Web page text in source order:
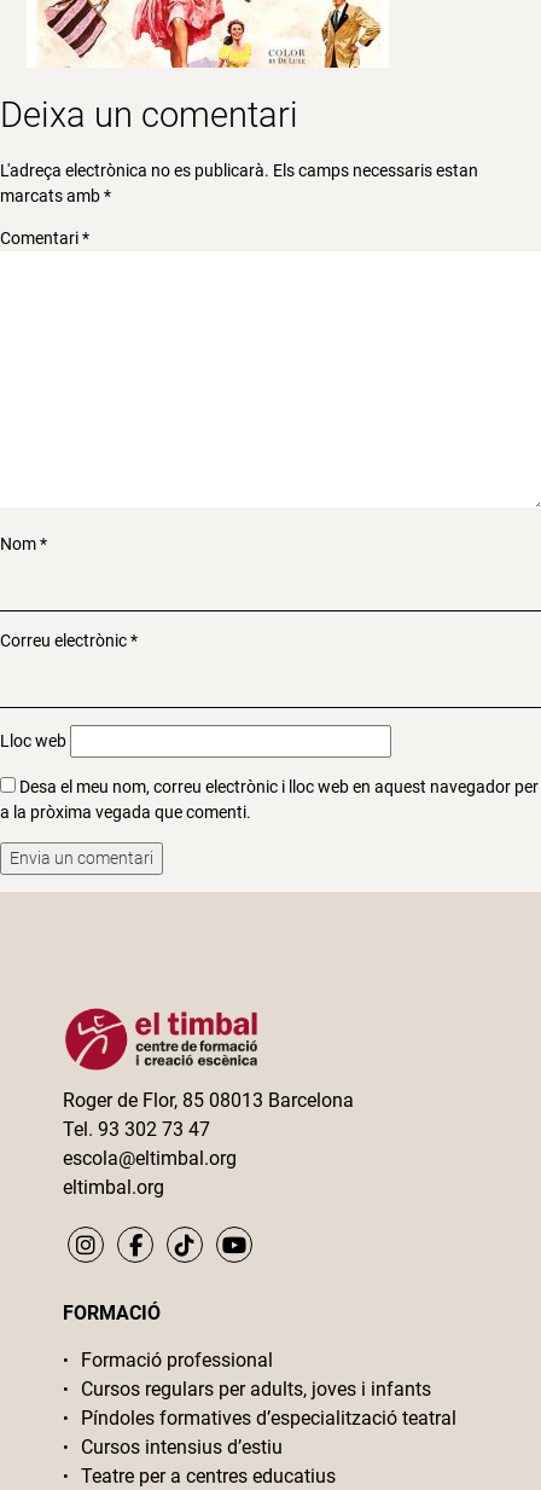
Deixa un comentari
L'adreça electrònica no es publicarà. Els camps necessaris estan
marcats amb*
Comentari*
Nom*
Correu electrònic*
Lloc web
Desa el meu nom, correu electrònic i lloc web en aquest navegador per
a la pròxima vegada que comenti.
Roger de Flor, 85 08013 Barcelona
Tel. 93 302 73 47
escola@eltimbal.org
eltimbal.org
FORMACIÓ
Formació professional
Cursos regulars per adults, joves i infants
Píndoles formatives d’especialització teatral
Cursos intensius d’estiu
Teatre per a centres educatius